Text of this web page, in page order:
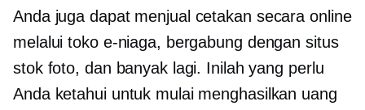
Anda juga dapat menjual cetakan secara online
melalui toko e-niaga, bergabung dengan situs
stok foto, dan banyak lagi. Inilah yang perlu
Anda ketahui untuk mulai menghasilkan uang